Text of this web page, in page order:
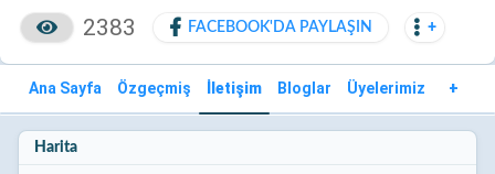
2383 FACEBOOK'DA PAYLAŞIN +
Ana Sayfa Özgeçmiş İletişim Bloglar Üyelerimiz +
Harita